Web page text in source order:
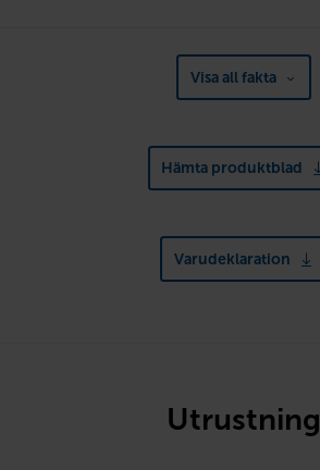
Visa all fakta
Hämta produktblad
Varudeklaration
Utrustning